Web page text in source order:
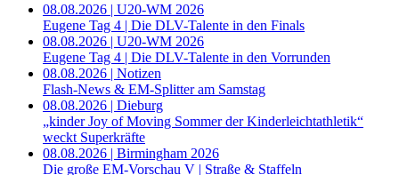
08.08.2026 | U20-WM 2026
Eugene Tag 4 | Die DLV-Talente in den Finals
08.08.2026 | U20-WM 2026
Eugene Tag 4 | Die DLV-Talente in den Vorrunden
08.08.2026 | Notizen
Flash-News & EM-Splitter am Samstag
08.08.2026 | Dieburg
„kinder Joy of Moving Sommer der Kinderleichtathletik“
weckt Superkräfte
08.08.2026 | Birmingham 2026
Die große EM-Vorschau V | Straße & Staffeln